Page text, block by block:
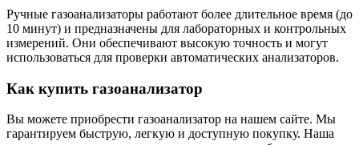
Ручные газоанализаторы работают более длительное время (до
10 минут) и предназначены для лабораторных и контрольных
измерений. Они обеспечивают высокую точность и могут
использоваться для проверки автоматических анализаторов.
Как купить газоанализатор
Вы можете приобрести газоанализатор на нашем сайте. Мы
гарантируем быструю, легкую и доступную покупку. Наша